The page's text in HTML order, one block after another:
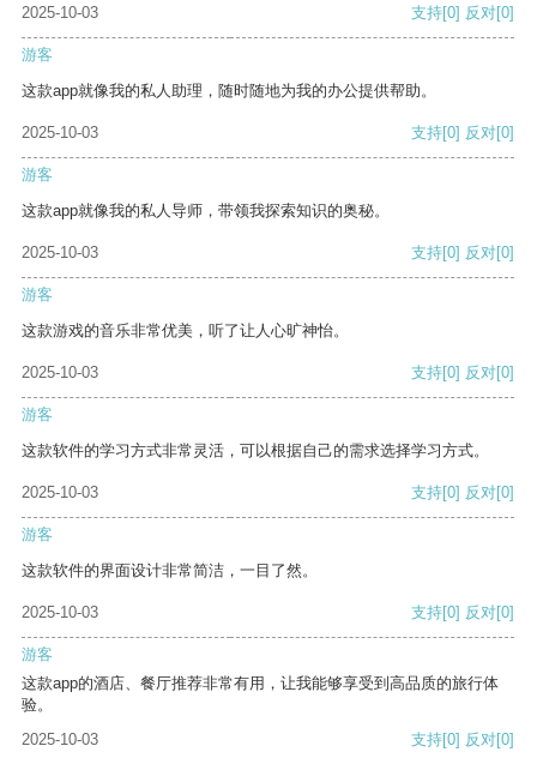
2025-10-03 支持[0] 反对[0]
游客
这款app就像我的私人助理，随时随地为我的办公提供帮助。
2025-10-03 支持[0] 反对[0]
游客
这款app就像我的私人导师，带领我探索知识的奥秘。
2025-10-03 支持[0] 反对[0]
游客
这款游戏的音乐非常优美，听了让人心旷神怡。
2025-10-03 支持[0] 反对[0]
游客
这款软件的学习方式非常灵活，可以根据自己的需求选择学习方式。
2025-10-03 支持[0] 反对[0]
游客
这款软件的界面设计非常简洁，一目了然。
2025-10-03 支持[0] 反对[0]
游客
这款app的酒店、餐厅推荐非常有用，让我能够享受到高品质的旅行体
验。
2025-10-03
支持[0] 反对[0]